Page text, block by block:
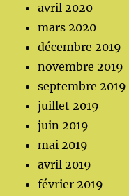
avril 2020
mars 2020
décembre 2019
novembre 2019
septembre 2019
juillet 2019
juin 2019
mai 2019
avril 2019
février 2019